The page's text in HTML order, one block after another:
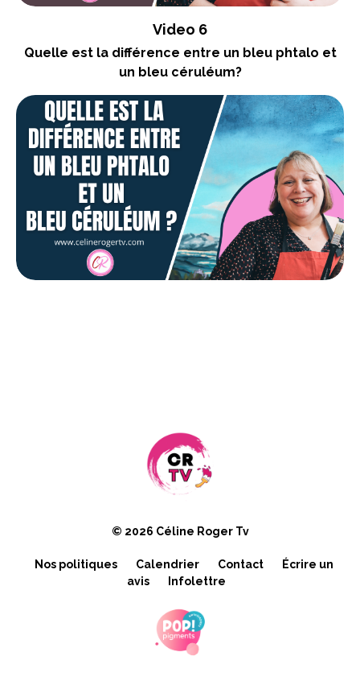
Video 6
Quelle est la différence entre un bleu phtalo et
un bleu céruléum?
© 2026 Céline Roger Tv
Nos politiques Calendrier Contact
Écrire un
avis
Infolettre